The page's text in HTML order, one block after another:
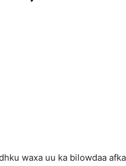
waxa uu ka bilowdaa